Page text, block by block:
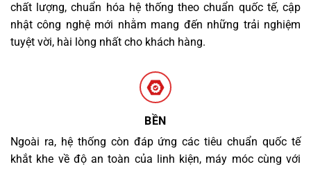
chất lượng, chuẩn hóa hệ thống theo chuẩn quốc tế, cập
nhật công nghệ mới nhằm mang đến những trải nghiệm
tuyệt vời, hài lòng nhất cho khách hàng.
BỀN
Ngoài ra, hệ thống còn đáp ứng các tiêu chuẩn quốc tế
khắt khe về độ an toàn của linh kiện, máy móc cùng với